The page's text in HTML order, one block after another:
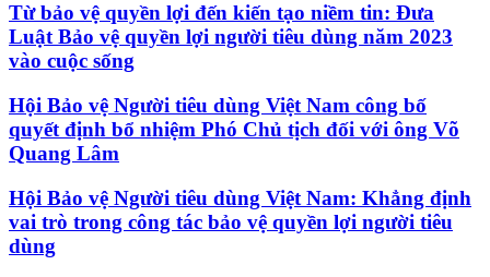
Từ bảo vệ quyền lợi đến kiến tạo niềm tin: Đưa
Luật Bảo vệ quyền lợi người tiêu dùng năm 2023
vào cuộc sống
Hội Bảo vệ Người tiêu dùng Việt Nam công bố
quyết định bổ nhiệm Phó Chủ tịch đối với ông Võ
Quang Lâm
Hội Bảo vệ Người tiêu dùng Việt Nam: Khẳng định
vai trò trong công tác bảo vệ quyền lợi người tiêu
dùng